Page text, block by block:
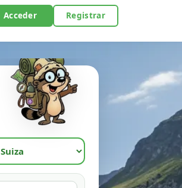
Acceder Registrar